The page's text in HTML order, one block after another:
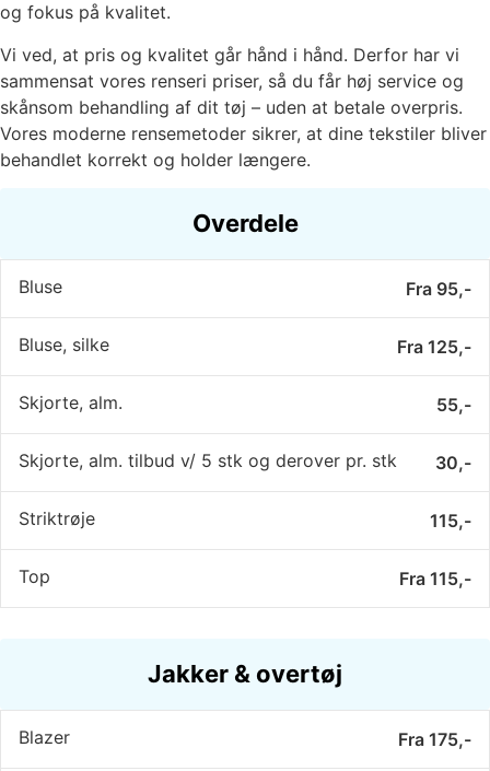
og fokus på kvalitet.
Vi ved, at pris og kvalitet går hånd i hånd. Derfor har vi
sammensat vores renseri priser, så du får høj service og
skånsom behandling af dit tøj – uden at betale overpris.
Vores moderne rensemetoder sikrer, at dine tekstiler bliver
behandlet korrekt og holder længere.
Overdele
Bluse Fra 95,-
Bluse, silke Fra 125,-
Skjorte, alm. 55,-
Skjorte, alm. tilbud v/ 5 stk og derover pr. stk 30,-
Striktrøje 115,-
Top Fra 115,-
Jakker & overtøj
Blazer Fra 175,-